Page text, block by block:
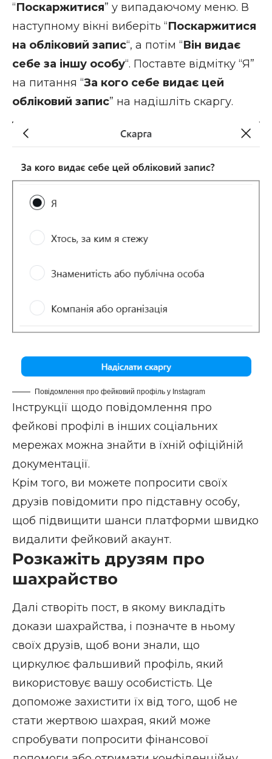
“Поскаржитися” у випадаючому меню. В
наступному вікні виберіть “Поскаржитися
на обліковий запис“, а потім “Він видає
себе за іншу особу“. Поставте відмітку “Я”
на питання “За кого себе видає цей
обліковий запис” на надішліть скаргу.
Повідомлення про фейковий профіль у Instagram
Інструкції щодо повідомлення про
фейкові профілі в інших соціальних
мережах можна знайти в їхній офіційній
документації.
Крім того, ви можете попросити своїх
друзів повідомити про підставну особу,
щоб підвищити шанси платформи швидко
видалити фейковий акаунт.
Розкажіть друзям про
шахрайство
Далі створіть пост, в якому викладіть
докази шахрайства, і позначте в ньому
своїх друзів, щоб вони знали, що
циркулює фальшивий профіль, який
використовує вашу особистість. Це
допоможе захистити їх від того, щоб не
стати жертвою шахрая, який може
спробувати попросити фінансової